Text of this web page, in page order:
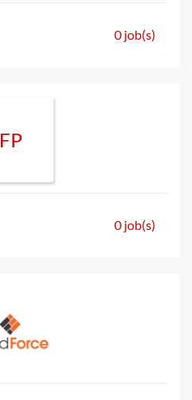
0 job(s)
FP
0 job(s)